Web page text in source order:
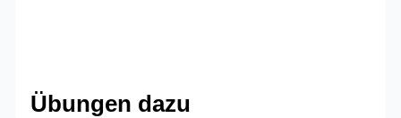
Übungen dazu